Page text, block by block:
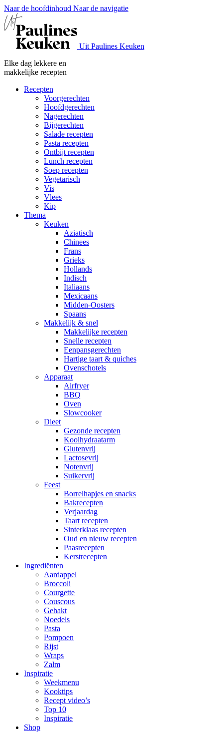
Naar de hoofdinhoud Naar de navigatie
Uit Paulines Keuken
Elke dag lekkere en
makkelijke recepten
Recepten
Voorgerechten
Hoofdgerechten
Nagerechten
Bijgerechten
Salade recepten
Pasta recepten
Ontbijt recepten
Lunch recepten
Soep recepten
Vegetarisch
Vis
Vlees
Kip
Thema
Keuken
Aziatisch
Chinees
Frans
Grieks
Hollands
Indisch
Italiaans
Mexicaans
Midden-Oosters
Spaans
Makkelijk & snel
Makkelijke recepten
Snelle recepten
Eenpansgerechten
Hartige taart & quiches
Ovenschotels
Apparaat
Airfryer
BBQ
Oven
Slowcooker
Dieet
Gezonde recepten
Koolhydraatarm
Glutenvrij
Lactosevrij
Notenvrij
Suikervrij
Feest
Borrelhapjes en snacks
Bakrecepten
Verjaardag
Taart recepten
Sinterklaas recepten
Oud en nieuw recepten
Paasrecepten
Kerstrecepten
Ingrediënten
Aardappel
Broccoli
Courgette
Couscous
Gehakt
Noedels
Pasta
Pompoen
Rijst
Wraps
Zalm
Inspiratie
Weekmenu
Kooktips
Recept video’s
Top 10
Inspiratie
Shop